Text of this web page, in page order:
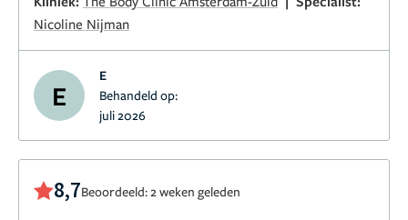
Nicoline Nijman
E
E
Behandeld op:
juli 2026
8,7Beoordeeld: 2 weken geleden